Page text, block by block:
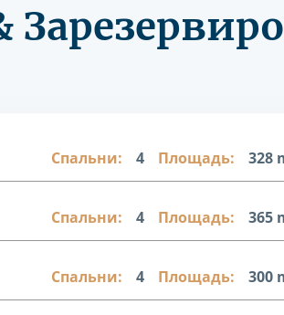
Спальни: 4 Площадь: 328
Спальни: 4 Площадь: 365
Спальни: 4 Площадь: 300